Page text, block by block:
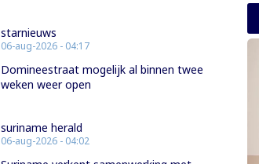
starnieuws
06-aug-2026 - 04:17
Domineestraat mogelijk al binnen twee
weken weer open
suriname herald
06-aug-2026 - 04:02